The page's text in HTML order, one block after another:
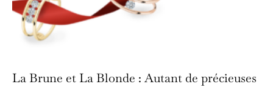
La Brune et La Blonde : Autant de précieuses